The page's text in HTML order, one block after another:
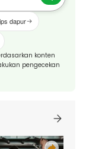
dapur
konten
pengecekan